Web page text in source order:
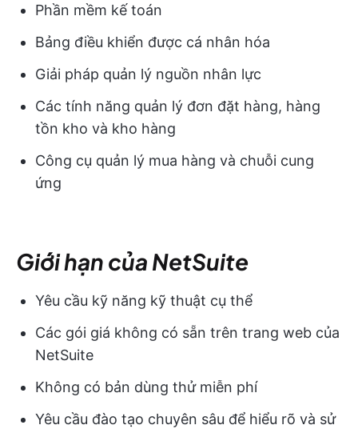
Phần mềm kế toán
Bảng điều khiển được cá nhân hóa
Giải pháp quản lý nguồn nhân lực
Các tính năng quản lý đơn đặt hàng, hàng
tồn kho và kho hàng
Công cụ quản lý mua hàng và chuỗi cung
ứng
Giới hạn của NetSuite
Yêu cầu kỹ năng kỹ thuật cụ thể
Các gói giá không có sẵn trên trang web của
NetSuite
Không có bản dùng thử miễn phí
Yêu cầu đào tạo chuyên sâu để hiểu rõ và sử